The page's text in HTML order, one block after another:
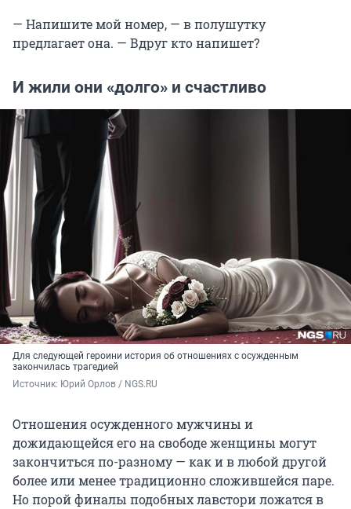
— Напишите мой номер, — в полушутку
предлагает она. — Вдруг кто напишет?
И жили они «долго» и счастливо
Для следующей героини история об отношениях с осужденным
закончилась трагедией
Источник: Юрий Орлов / NGS.RU
Отношения осужденного мужчины и
дожидающейся его на свободе женщины могут
закончиться по-разному — как и в любой другой
более или менее традиционно сложившейся паре.
Но порой финалы подобных лавстори ложатся в